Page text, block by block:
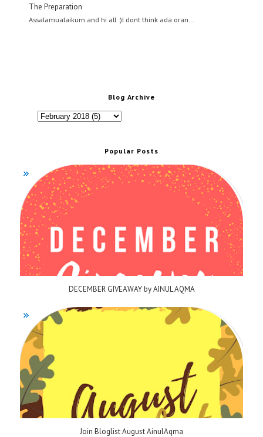
The Preparation
Assalamualaikum and hi all :)I dont think ada oran…
Blog Archive
Popular Posts
DECEMBER GIVEAWAY by AINUL AQMA
Join Bloglist August AinulAqma